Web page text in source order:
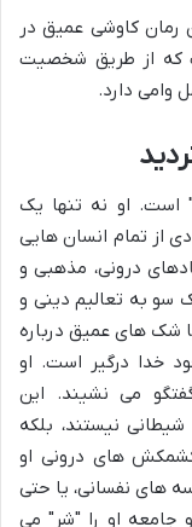
رمان کاوشی عمیق در
که از طریق شخصیت
وامی دارد.
است. او نه تنها یک
از تمام انسان هایی
درونی، مذهبی و
سو به تعالیم دینی و
شک های عمیق درباره
خدا درگیر است. او
می نشیند. این
نیستند، بلکه
کشمکش های درونی او
های نفسانی، یا حتی
جامعه او را "شر" می